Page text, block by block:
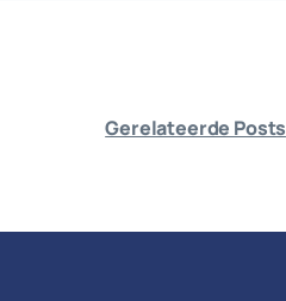
Gerelateerde Posts